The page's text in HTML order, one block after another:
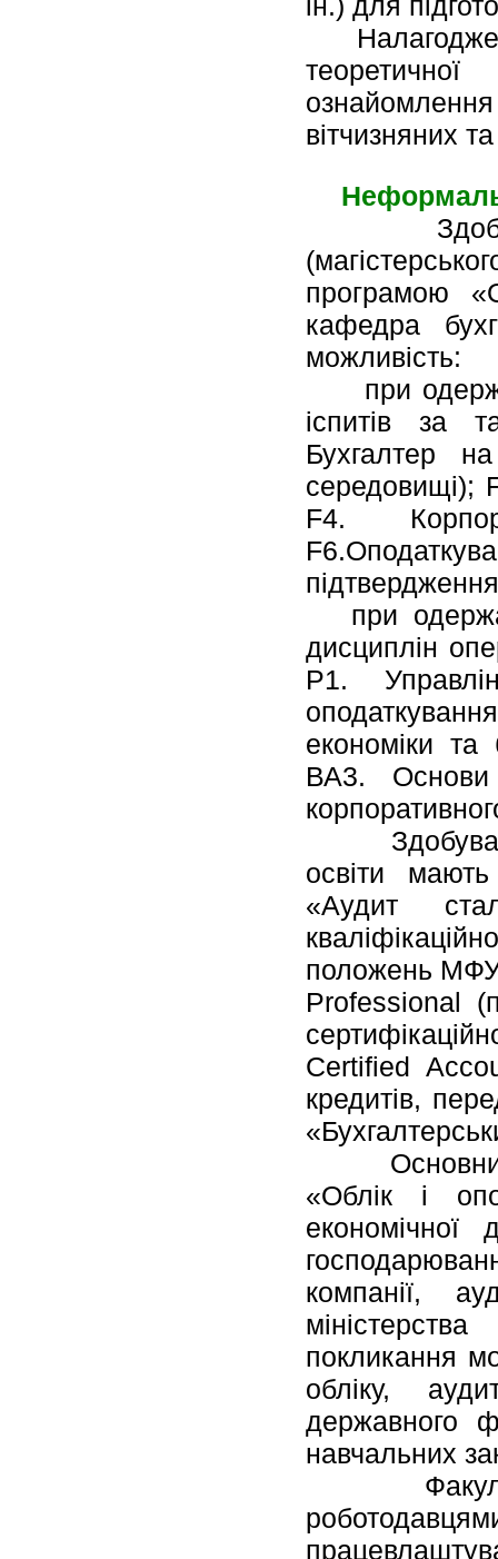
ознайомлення
вітчизняних
Здобувачі
програмою
кафедра
можливість:
при
іспитів за
Бухгалтер
середовищі);
F4.
підтвердження
при
дисциплін
P1.
економіки та
ВА3. Основи
Здобувачі
освіти
«Аудит
положень
Professional
Certified
кредитів,
Основними
«Облік і
економічної
компанії,
покликання
обліку,
державного
навчальних
Факультет